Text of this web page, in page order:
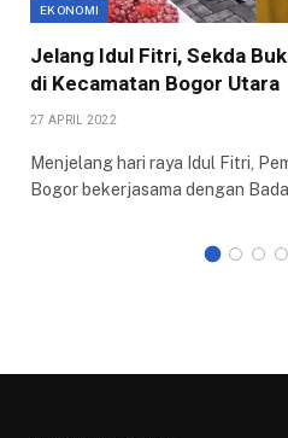
EKONOMI
Jelang Idul Fitri, Sekda
di Kecamatan Bogor Utara
27 APRIL 2022
Menjelang hari raya Idul Fitri,
Bogor bekerjasama dengan